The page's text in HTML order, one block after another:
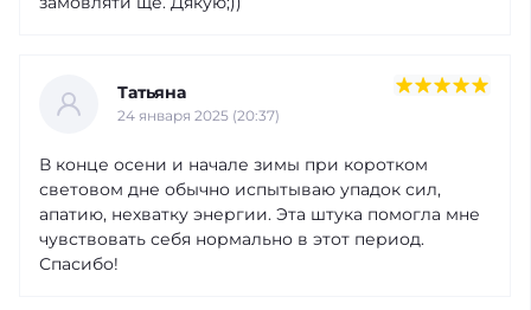
Татьяна
24 января 2025 (20:37)
В конце осени и начале зимы при коротком
световом дне обычно испытываю упадок сил,
апатию, нехватку энергии. Эта штука помогла мне
чувствовать себя нормально в этот период.
Спасибо!